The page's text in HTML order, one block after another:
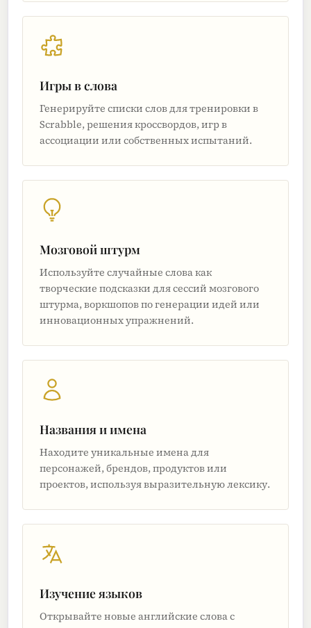
Игры в слова
Генерируйте списки слов для тренировки в
Scrabble, решения кроссвордов, игр в
ассоциации или собственных испытаний.
Мозговой штурм
Используйте случайные слова как
творческие подсказки для сессий мозгового
штурма, воркшопов по генерации идей или
инновационных упражнений.
Названия и имена
Находите уникальные имена для
персонажей, брендов, продуктов или
проектов, используя выразительную лексику.
Изучение языков
Открывайте новые английские слова с